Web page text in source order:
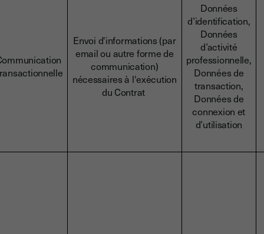
Envoi d'informations (par
email ou autre forme de
communication)
nécessaires à l'exécution
du Contrat
Données
d’identification,
Données
d’activité
professionnelle,
Données de
transaction,
Données de
connexion et
d’utilisation